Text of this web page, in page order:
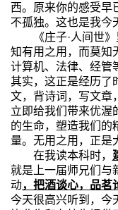
西。原来你的感受早
不孤独。这也是我今
《庄子·人间世
知有用之用，而莫知
计算机、法律、经管
其实，这正是经历了
文，背诗词，写文章
立即给我们带来优渥
的生命，塑造我们的
量。无用之用，正是
在我读本科时，
就是上一届师兄们与
动，把酒谈心，品茗
今天很高兴听到，今